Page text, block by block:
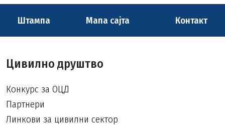
Штампа Мапа сајта Контакт
Цивилно друштво
Конкурс за ОЦД
Партнери
Линкови за цивилни сектор